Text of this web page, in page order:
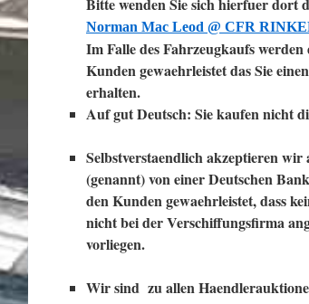
Norman Mac Leod @ CFR
Im Falle des Fahrzeugkaufs
Kunden gewaehrleistet das Sie
erhalten.
Auf gut Deutsch: Sie kaufen nicht
Selbstverstaendlich akzeptieren
(genannt) von einer Deutschen
den Kunden gewaehrleistet, dass
nicht bei der Verschiffungsfirma
vorliegen.
Wir sind zu allen